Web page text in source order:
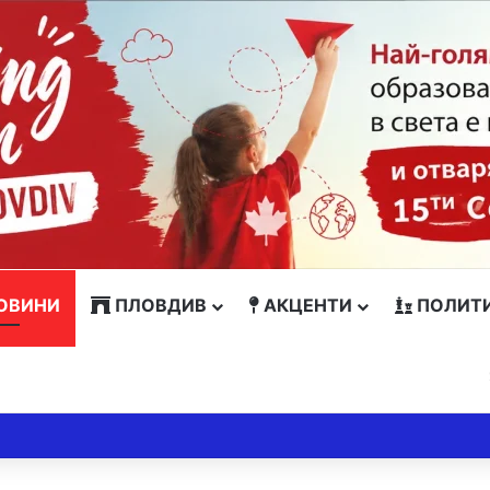
ПЛОВДИВ АКЦЕНТИ